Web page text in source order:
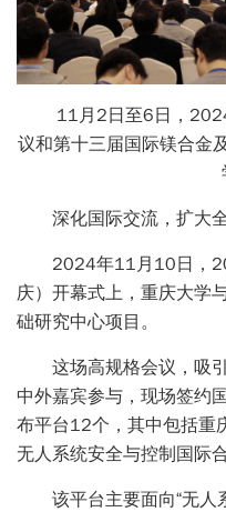
11月2日至6日，
议和第十三届国际镁合金
深化国际交流，扩大
2024年11月10日，
庆）开幕式上，重庆大学
础研究中心项目。
这场高规格会议，吸
中外嘉宾参与，现场签约
布平台12个，其中包括重
无人系统安全与控制国际
该平台主要面向“无人